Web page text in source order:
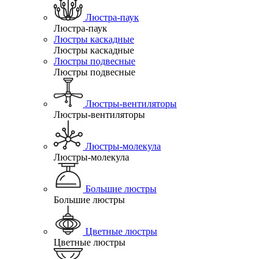
Люстра-паук
Люстра-паук
Люстры каскадные
Люстры каскадные
Люстры подвесные
Люстры подвесные
Люстры-вентиляторы
Люстры-вентиляторы
Люстры-молекула
Люстры-молекула
Большие люстры
Большие люстры
Цветные люстры
Цветные люстры